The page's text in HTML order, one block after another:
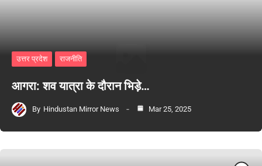
उत्तर प्रदेश राजनीति
आगरा: शव यात्रा के दौरान भिड़े…
By Hindustan Mirror News Mar 25, 2025